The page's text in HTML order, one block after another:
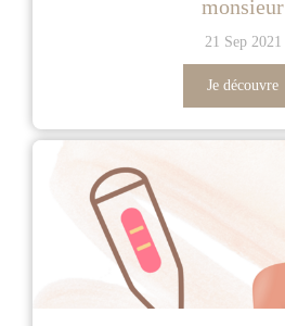
monsieur
21 Sep 2021
Je découvre